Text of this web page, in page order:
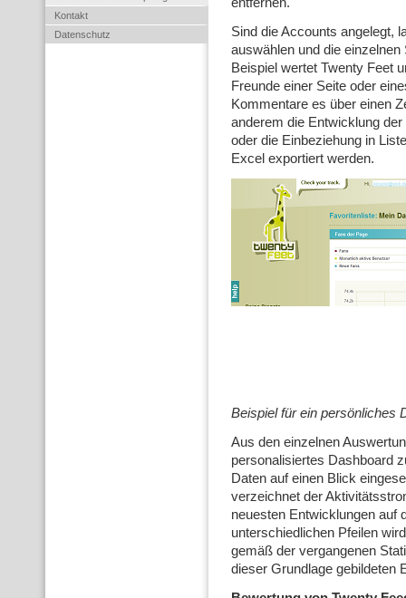
Kontakt
Datenschutz
Sind die Accounts angelegt,
auswählen und die
Beispiel wertet Twenty Feet
Freunde einer Seite oder
Kommentare es über einen
anderem die Entwicklung
oder die Einbeziehung in
Excel exportiert werden.
Beispiel für ein persönliches
Aus den einzelnen
personalisiertes Dashboard
Daten auf einen Blick
verzeichnet der
neuesten Entwicklungen auf
unterschiedlichen Pfeilen
gemäß der vergangenen
dieser Grundlage gebildeten